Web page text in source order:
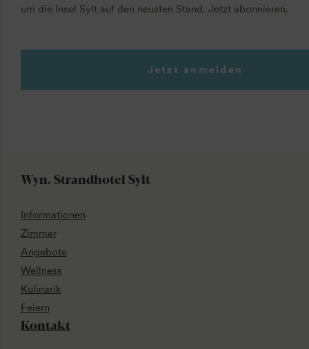
um die Insel Sylt auf den neusten Stand. Jetzt abonnieren.
Jetzt anmelden
Wyn. Strandhotel Sylt
Informationen
Zimmer
Angebote
Wellness
Kulinarik
Feiern
Kontakt